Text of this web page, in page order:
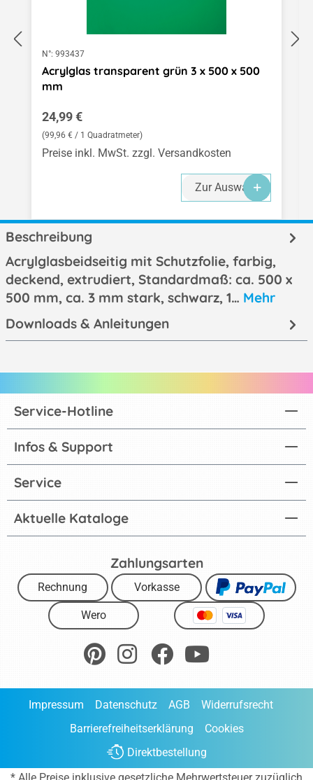
N°: 993437
Acrylglas transparent grün 3 x 500 x 500
mm
Regulärer Preis:
24,99 €
(99,96 € / 1 Quadratmeter)
Preise inkl. MwSt. zzgl. Versandkosten
Zur Auswahl
Beschreibung
Acrylglasbeidseitig mit Schutzfolie, farbig,
deckend, extrudiert, Standardmaß: ca. 500 x
500 mm, ca. 3 mm stark, schwarz, 1… Mehr
Downloads & Anleitungen
Aktuelle Kataloge
Service-Hotline
Infos & Support
Service
Zahlungsarten
Rechnung Vorkasse
Wero
Impressum Datenschutz AGB
Widerrufsrecht
Barrierefreiheitserklärung
Cookies
Direktbestellung